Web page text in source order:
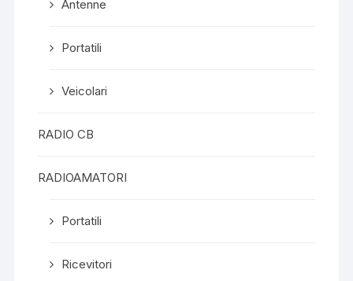
Antenne
Portatili
Veicolari
RADIO CB
RADIOAMATORI
Portatili
Ricevitori